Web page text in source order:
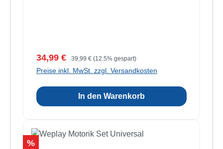
Verkaufspreis:
34,99 € Regulärer Preis:
39,99 € (12.5% gespart)
Preise inkl. MwSt. zzgl. Versandkosten
In den Warenkorb
Rabatt
%